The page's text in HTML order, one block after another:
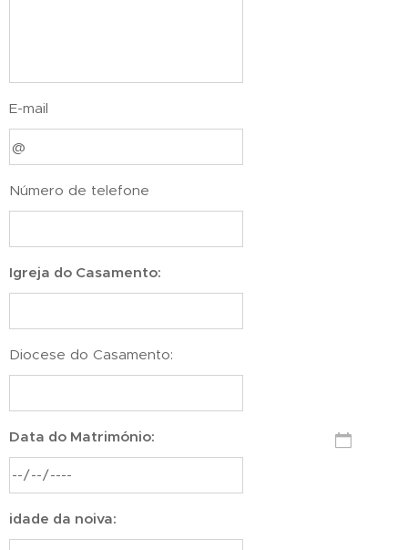
E-mail
Número de telefone
Igreja do Casamento:
Diocese do Casamento:
Data do Matrimónio:
idade da noiva: